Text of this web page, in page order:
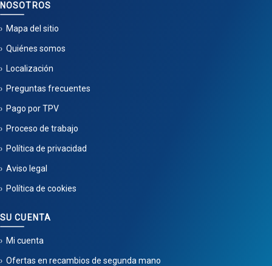
NOSOTROS
Mapa del sitio
Quiénes somos
Localización
Preguntas frecuentes
Pago por TPV
Proceso de trabajo
Política de privacidad
Aviso legal
Política de cookies
SU CUENTA
Mi cuenta
Ofertas en recambios de segunda mano